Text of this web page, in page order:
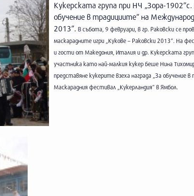
Кукерската група при НЧ „Зора-
обучение в традициите” на
2013”. В събота, 9 февруари, в гр. Раковски се
маскарадните игри „Кукове – Раковски 2013”. На
и гости от Македония, Италия и др. Кукерската
участника като най-малкия кукер беше Нина
представяне кукерите взеха награда „За
Маскарадния фестивал „Кукерландия” в Ямбол.